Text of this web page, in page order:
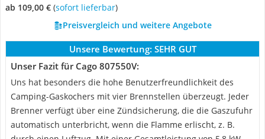
ab 109,00 € ( Sofort lieferbar)
Preisvergleich und weitere Angebote
Unsere Bewertung: SEHR GUT
Unser Fazit für Cago 807550V:
Uns hat besonders die hohe Benutzerfreundlichkeit des
Camping-Gaskochers mit vier Brennstellen überzeugt. Jeder
Brenner verfügt über eine Zündsicherung, die die Gaszufuhr
automatisch unterbricht, wenn die Flamme erlischt, z. B.